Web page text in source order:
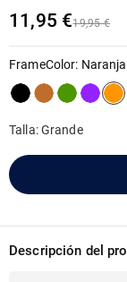
11,95 €19,95 €
FrameColor: Naranja
Talla: Grande
Descripción del